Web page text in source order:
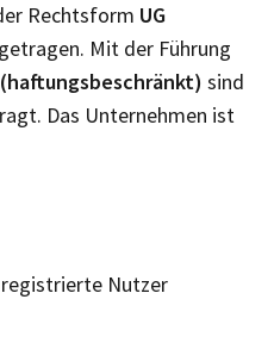
Rechtsform UG
Mit der Führung
(haftungsbeschränkt) sind
Das Unternehmen ist
registrierte Nutzer